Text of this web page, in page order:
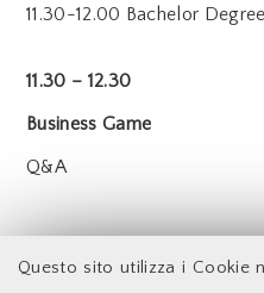
Questo sito utilizza i Cookie
11.30-12.00 Bachelor
11.30 – 12.30
Business Game
Q&A